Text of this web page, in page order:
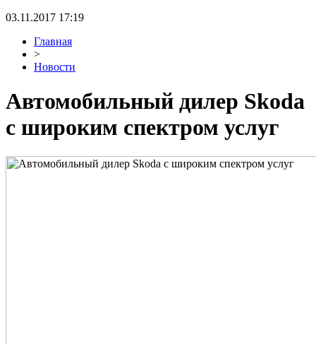
03.11.2017 17:19
Главная
>
Новости
Автомобильный дилер Skoda
с широким спектром услуг